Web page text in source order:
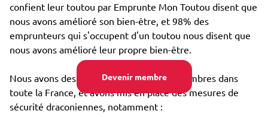
Devenir membre
confient leur toutou par Emprunte Mon Toutou disent que
nous avons amélioré son bien-être, et 98% des
emprunteurs qui s'occupent d'un toutou nous disent que
nous avons amélioré leur propre bien-être.
Nous avons des dizaines de milliers de membres dans
toute la France, et avons mis en place des mesures de
sécurité draconiennes, notamment :